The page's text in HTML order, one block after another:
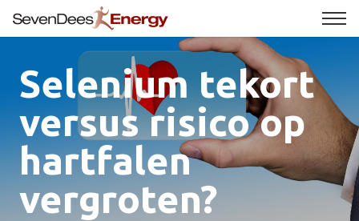
Selenium tekort
versus risico op
hartfalen
vergroten?